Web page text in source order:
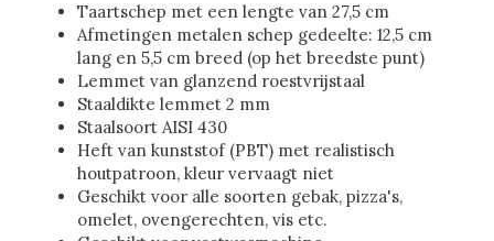
Taartschep met een lengte van 27,5 cm
Afmetingen metalen schep gedeelte: 12,5 cm
lang en 5,5 cm breed (op het breedste punt)
Lemmet van glanzend roestvrijstaal
Staaldikte lemmet 2 mm
Staalsoort AISI 430
Heft van kunststof (PBT) met realistisch
houtpatroon, kleur vervaagt niet
Geschikt voor alle soorten gebak, pizza's,
omelet, ovengerechten, vis etc.